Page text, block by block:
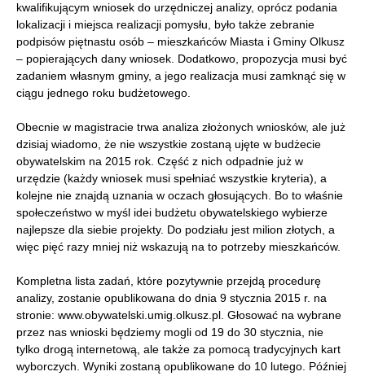
kwalifikującym wniosek do urzędniczej analizy, oprócz podania
lokalizacji i miejsca realizacji pomysłu, było także zebranie
podpisów piętnastu osób – mieszkańców Miasta i Gminy Olkusz
– popierających dany wniosek. Dodatkowo, propozycja musi być
zadaniem własnym gminy, a jego realizacja musi zamknąć się w
ciągu jednego roku budżetowego.
Obecnie w magistracie trwa analiza złożonych wniosków, ale już
dzisiaj wiadomo, że nie wszystkie zostaną ujęte w budżecie
obywatelskim na 2015 rok. Część z nich odpadnie już w
urzędzie (każdy wniosek musi spełniać wszystkie kryteria), a
kolejne nie znajdą uznania w oczach głosujących. Bo to właśnie
społeczeństwo w myśl idei budżetu obywatelskiego wybierze
najlepsze dla siebie projekty. Do podziału jest milion złotych, a
więc pięć razy mniej niż wskazują na to potrzeby mieszkańców.
Kompletna lista zadań, które pozytywnie przejdą procedurę
analizy, zostanie opublikowana do dnia 9 stycznia 2015 r. na
stronie: www.obywatelski.umig.olkusz.pl. Głosować na wybrane
przez nas wnioski będziemy mogli od 19 do 30 stycznia, nie
tylko drogą internetową, ale także za pomocą tradycyjnych kart
wyborczych. Wyniki zostaną opublikowane do 10 lutego. Później